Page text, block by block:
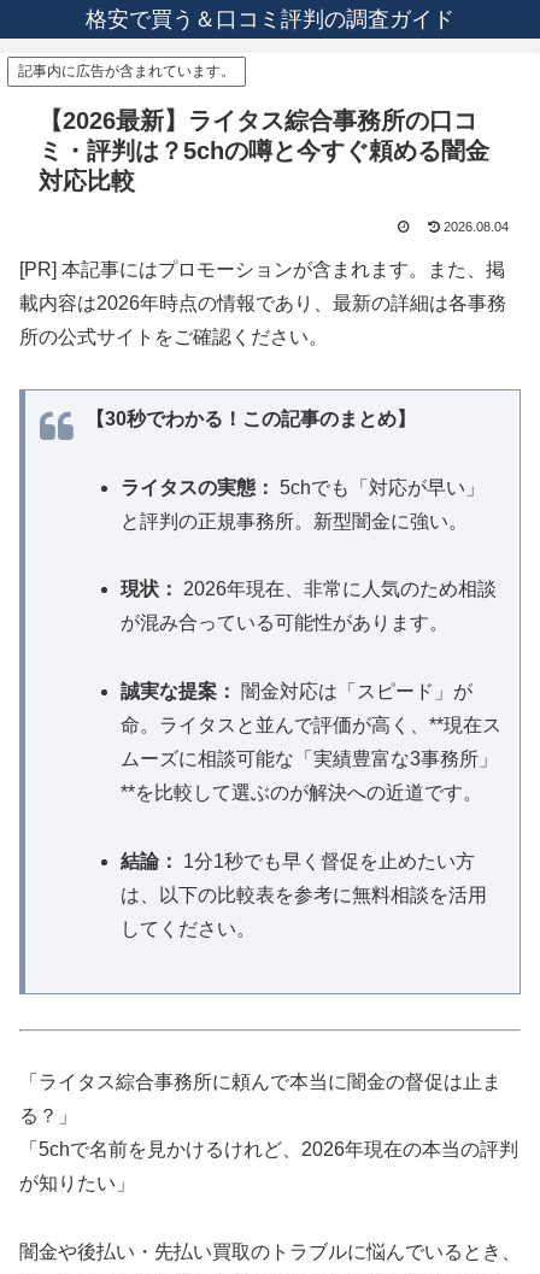
格安で買う＆口コミ評判の調査ガイド
記事内に広告が含まれています。
【2026最新】ライタス綜合事務所の口コ
ミ・評判は？5chの噂と今すぐ頼める闇金
対応比較
2026.08.04
[PR] 本記事にはプロモーションが含まれます。また、掲
載内容は2026年時点の情報であり、最新の詳細は各事務
所の公式サイトをご確認ください。
【30秒でわかる！この記事のまとめ】
ライタスの実態： 5chでも「対応が早い」
と評判の正規事務所。新型闇金に強い。
現状：
2026年現在、非常に人気のため相談
が混み合っている可能性があります。
誠実な提案：
闇金対応は「スピード」が
命。ライタスと並んで評価が高く、**現在ス
ムーズに相談可能な「実績豊富な3事務所」
**を比較して選ぶのが解決への近道です。
結論：
1分1秒でも早く督促を止めたい方
は、以下の比較表を参考に無料相談を活用
してください。
「ライタス綜合事務所に頼んで本当に闇金の督促は止ま
る？」
「5chで名前を見かけるけれど、2026年現在の本当の評判
が知りたい」
闇金や後払い・先払い買取のトラブルに悩んでいるとき、